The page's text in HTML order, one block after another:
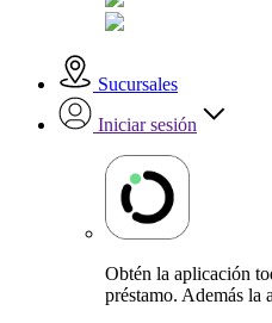
Sucursales
Iniciar sesión
Obtén la aplicación
préstamo. Además la